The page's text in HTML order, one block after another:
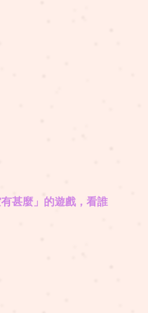
甚麼」的遊戲，看誰